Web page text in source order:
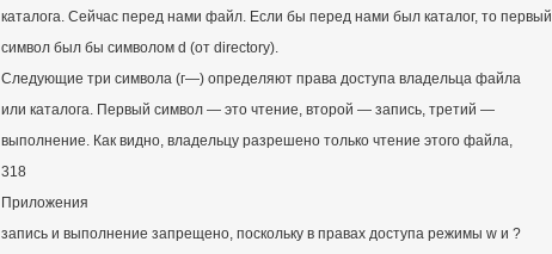
каталога. Сейчас перед нами файл. Если бы перед нами был каталог, то первый
символ был бы символом d (от directory).
Следующие три символа (г—) определяют права доступа владельца файла
или каталога. Первый символ — это чтение, второй — запись, третий —
выполнение. Как видно, владельцу разрешено только чтение этого файла,
318
Приложения
запись и выполнение запрещено, поскольку в правах доступа режимы w и ?